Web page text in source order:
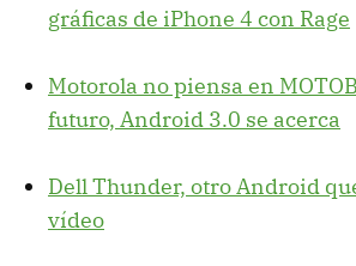
gráficas de iPhone 4 con Rage
Motorola no piensa en
futuro, Android 3.0 se acerca
Dell Thunder, otro Android
vídeo